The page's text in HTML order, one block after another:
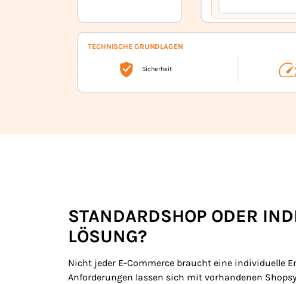
STANDARDSHOP ODER
LÖSUNG?
Nicht jeder E-Commerce braucht eine individuelle
Anforderungen lassen sich mit vorhandenen